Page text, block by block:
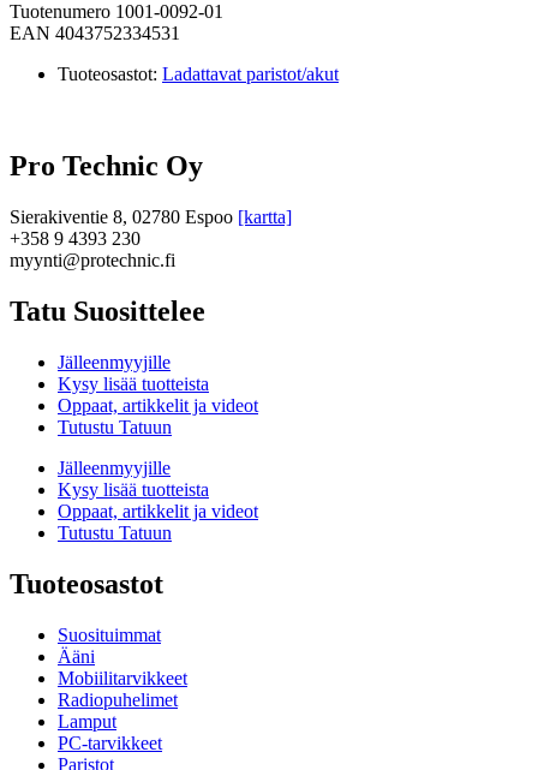
Tuotenumero 1001-0092-01
EAN 4043752334531
Tuoteosastot: Ladattavat paristot/akut
Pro Technic Oy
Sierakiventie 8, 02780 Espoo [kartta]
+358 9 4393 230
myynti@protechnic.fi
Tatu Suosittelee
Jälleenmyyjille
Kysy lisää tuotteista
Oppaat, artikkelit ja videot
Tutustu Tatuun
Jälleenmyyjille
Kysy lisää tuotteista
Oppaat, artikkelit ja videot
Tutustu Tatuun
Tuoteosastot
Suosituimmat
Ääni
Mobiilitarvikkeet
Radiopuhelimet
Lamput
PC-tarvikkeet
Paristot